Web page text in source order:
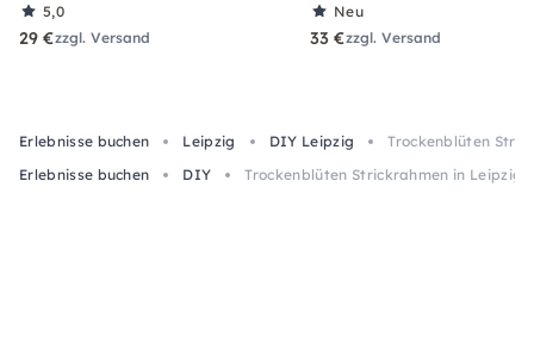
5,0
29 €zzgl. Versand
Neu
33 €zzgl. Versand
Erlebnisse buchen Leipzig DIY Leipzig
Trockenblüten
Erlebnisse buchen
DIY Trockenblüten Strickrahmen in Leipzig